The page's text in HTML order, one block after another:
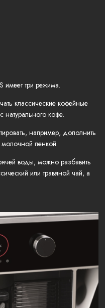
имеет три режима.
классические кофейные
натурального кофе.
например, дополнить
пенкой.
воды, можно разбавить
или травяной чай, а